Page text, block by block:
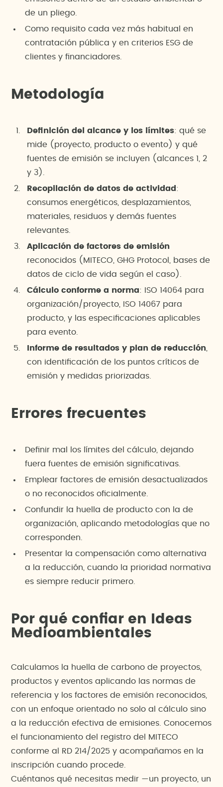
de un pliego.
Como requisito cada vez más habitual en
contratación pública y en criterios ESG de
clientes y financiadores.
Metodología
Definición del alcance y los límites: qué se
mide (proyecto, producto o evento) y qué
fuentes de emisión se incluyen (alcances 1, 2
y 3).
Recopilación de datos de actividad :
consumos energéticos, desplazamientos,
materiales, residuos y demás fuentes
relevantes.
Aplicación de factores de emisión
reconocidos (MITECO, GHG Protocol, bases de
datos de ciclo de vida según el caso).
Cálculo conforme a norma: ISO 14064 para
organización/proyecto, ISO 14067 para
producto, y las especificaciones aplicables
para evento.
Informe de resultados y plan de reducción
con identificación de los puntos críticos de
emisión y medidas priorizadas.
Errores frecuentes
Definir mal los límites del cálculo, dejando
fuera fuentes de emisión significativas.
Emplear factores de emisión desactualizados
o no reconocidos oficialmente.
Confundir la huella de producto con la de
organización, aplicando metodologías que no
corresponden.
Presentar la compensación como alternativa
a la reducción, cuando la prioridad normativa
es siempre reducir primero.
Por qué confiar en Ideas
Medioambientales
Calculamos la huella de carbono de proyectos,
productos y eventos aplicando las normas de
referencia y los factores de emisión reconocidos,
con un enfoque orientado no solo al cálculo sino
a la reducción efectiva de emisiones. Conocemos
el funcionamiento del registro del MITECO
conforme al RD 214/2025 y acompañamos en la
inscripción cuando procede.
Cuéntanos qué necesitas medir —un proyecto, un